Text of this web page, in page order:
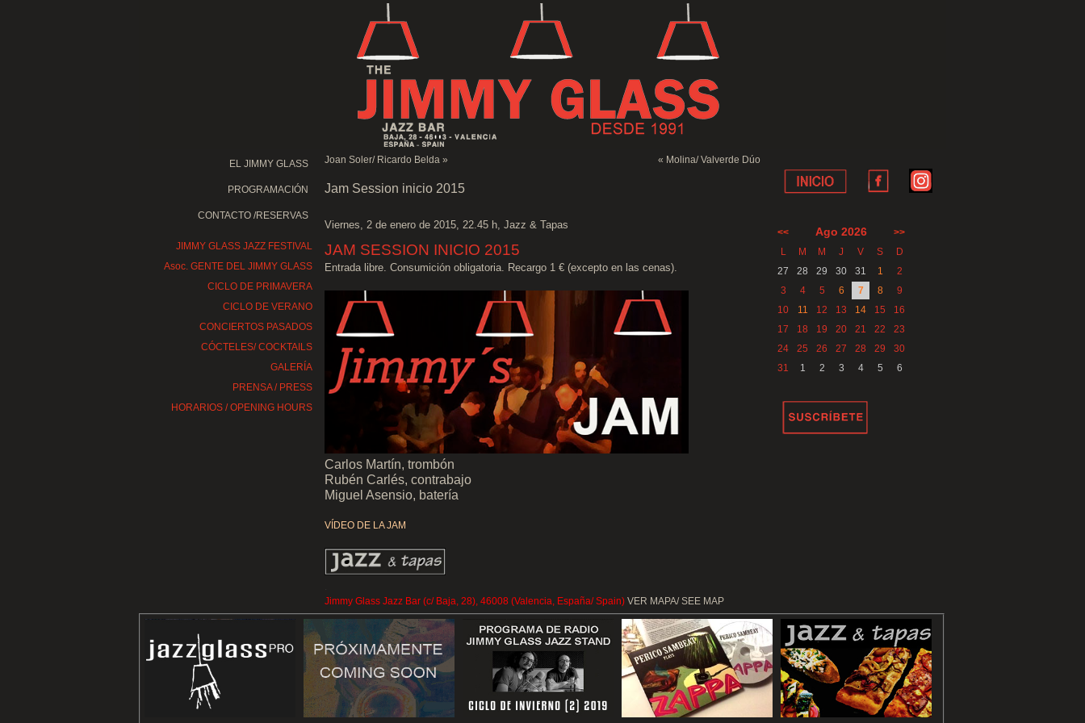
EL JIMMY GLASS
PROGRAMACIÓN
CONTACTO /RESERVAS
JIMMY GLASS JAZZ FESTIVAL
Asoc. GENTE DEL JIMMY GLASS
CICLO DE PRIMAVERA
CICLO DE VERANO
CONCIERTOS PASADOS
CÓCTELES/ COCKTAILS
GALERÍA
PRENSA / PRESS
HORARIOS / OPENING HOURS
Joan Soler/ Ricardo Belda » « Molina/ Valverde Dúo
Jam Session inicio 2015
Viernes, 2 de enero de 2015, 22.45 h, Jazz & Tapas
JAM SESSION INICIO 2015
Entrada libre. Consumición obligatoria. Recargo 1 € (excepto en las cenas).
Carlos Martín, trombón
Rubén Carlés, contrabajo
Miguel Asensio, batería
VÍDEO DE LA JAM
Jimmy Glass Jazz Bar (c/ Baja, 28), 46008 (Valencia, España/ Spain) VER MAPA/ SEE MAP
<< Ago 2026
>>
L
M M J V S
D
27
28 29 30 31 1
2
3
4 5 6 7 8
9
10
11 12 13 14 15
16
17
18 19 20 21 22
23
24
25 26 27 28 29
30
31
1 2 3 4 5 6